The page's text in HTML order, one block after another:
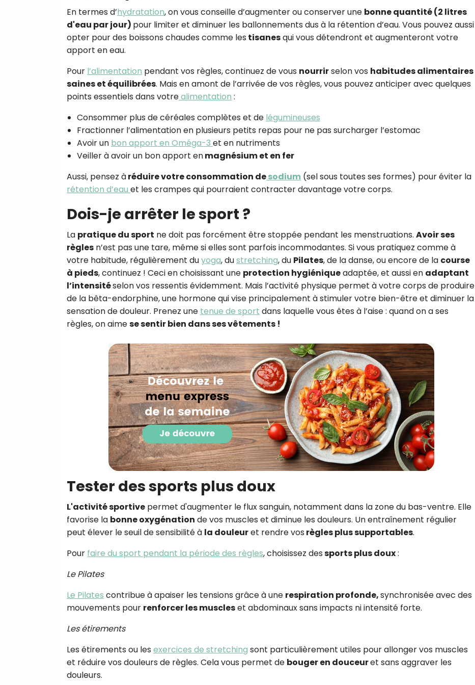
En termes d’hydratation, on vous conseille d’augmenter ou conserver une bonne quantité (2 litres
d'eau par jour) pour limiter et diminuer les ballonnements dus à la rétention d’eau. Vous pouvez aussi
opter pour des boissons chaudes comme les tisanesqui vous détendront et augmenteront votre
apport en eau.
Pour l’alimentation pendant vos règles, continuez de vous nourrirselon vos habitudes alimentaires
saines et équilibrées. Mais en amont de l’arrivée de vos règles, vous pouvez anticiper avec quelques
points essentiels dans votrealimentation :
Consommer plus de céréales complètes et de légumineuses
Fractionner l’alimentation en plusieurs petits repas pour ne pas surcharger l’estomac
Avoir un bon apport en Oméga-3 et en nutriments
Veiller à avoir un bon apport enmagnésium et en fer
Aussi, pensez àréduire votre consommation desodium (sel sous toutes ses formes) pour éviter la
rétention d’eau et les crampes qui pourraient contracter davantage votre corps.
Dois-je arrêter le sport ?
La pratique du sport ne doit pas forcément être stoppée pendant les menstruations. Avoir ses
règles n’est pas une tare, même si elles sont parfois incommodantes. Si vous pratiquez comme à
votre habitude, régulièrement duyoga, dustretching, du Pilates, de la danse, ou encore de la course
à pieds, continuez ! Ceci en choisissant une protection hygiéniqueadaptée, et aussi en adaptant
l’intensitéselon vos ressentis évidemment. Mais l’activité physique permet à votre corps de produire
de la bêta-endorphine, une hormone qui vise principalement à stimuler votre bien-être et diminuer la
sensation de douleur. Prenez une tenue de sport dans laquelle vous êtes à l’aise : quand on a ses
règles, on aimese sentir bien dans ses vêtements !
Tester des sports plus doux
L'activité sportive permet d'augmenter le flux sanguin, notamment dans la zone du bas-ventre. Elle
favorise la bonne oxygénation de vos muscles et diminue les douleurs. Un entraînement régulier
peut élever le seuil de sensibilité à la douleuret rendre vos règles plus supportables.
Pour faire du sport pendant la période des règles, choisissez dessports plus doux:
Le Pilates
Le Pilates contribue à apaiser les tensions grâce à une respiration profonde,synchronisée avec des
mouvements pour renforcer les muscleset abdominaux sans impacts ni intensité forte.
Les étirements
Les étirements ou les exercices de stretching sont particulièrement utiles pour allonger vos muscles
et réduire vos douleurs de règles. Cela vous permet de bouger en douceuret sans aggraver les
douleurs.